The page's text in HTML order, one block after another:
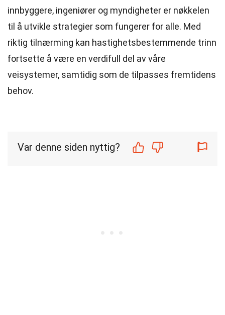
innbyggere, ingeniører og myndigheter er nøkkelen
til å utvikle strategier som fungerer for alle. Med
riktig tilnærming kan hastighetsbestemmende trinn
fortsette å være en verdifull del av våre
veisystemer, samtidig som de tilpasses fremtidens
behov.
Var denne siden nyttig?